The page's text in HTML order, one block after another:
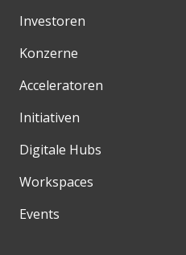
Investoren
Konzerne
Acceleratoren
Initiativen
Digitale Hubs
Workspaces
Events